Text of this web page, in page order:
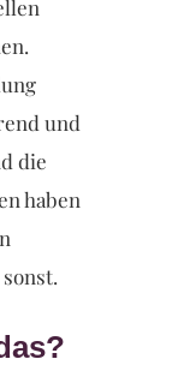
und
die
haben